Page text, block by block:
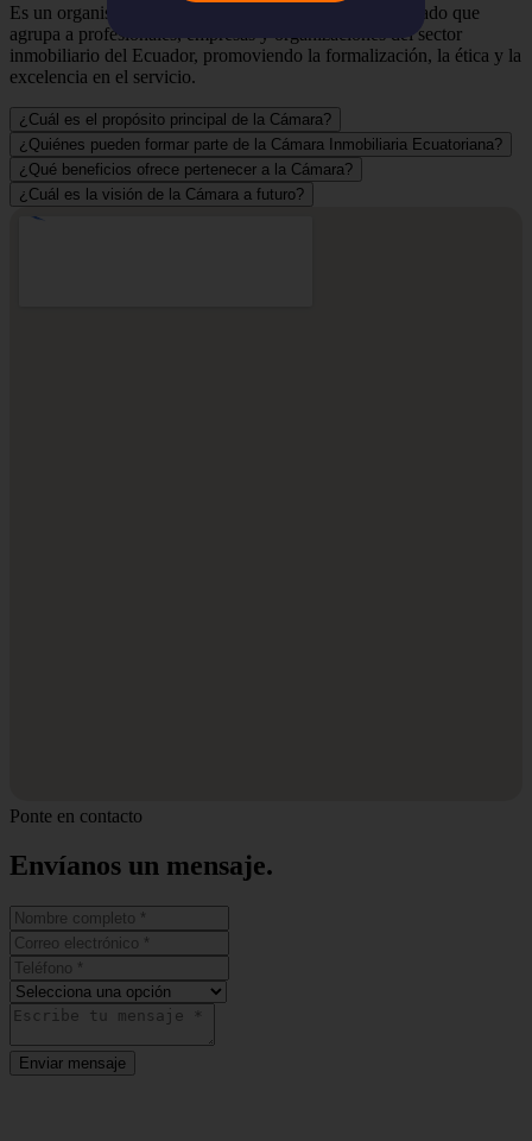
Es un organismo independiente, renovador y despolitizado que
agrupa a profesionales, empresas y organizaciones del sector
inmobiliario del Ecuador, promoviendo la formalización, la ética y la
excelencia en el servicio.
¿Cuál es el propósito principal de la Cámara?
¿Quiénes pueden formar parte de la Cámara Inmobiliaria Ecuatoriana?
¿Qué beneficios ofrece pertenecer a la Cámara?
¿Cuál es la visión de la Cámara a futuro?
Ponte en contacto
Envíanos un mensaje.
Enviar mensaje